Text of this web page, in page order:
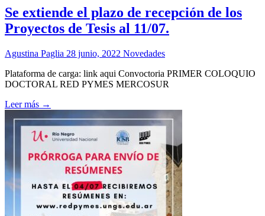
Se extiende el plazo de recepción de los
Proyectos de Tesis al 11/07.
Agustina Paglia 28 junio, 2022 Novedades
Plataforma de carga: link aqui Convoctoria PRIMER COLOQUIO
DOCTORAL RED PYMES MERCOSUR
Leer más →